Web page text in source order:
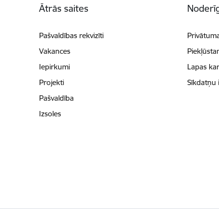
Ātrās saites
Pašvaldības rekvizīti
Vakances
Iepirkumi
Projekti
Pašvaldība
Izsoles
Lapas
Sīkdatņu